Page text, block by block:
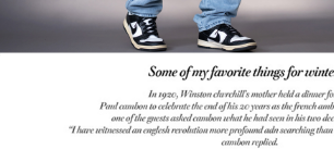
請求用戶進行身份認證。
５．嚴禁一人註冊多個帳號或使用他人資訊註冊。若
恩沛科技股份有限公司將有權停止該用戶之使用額度